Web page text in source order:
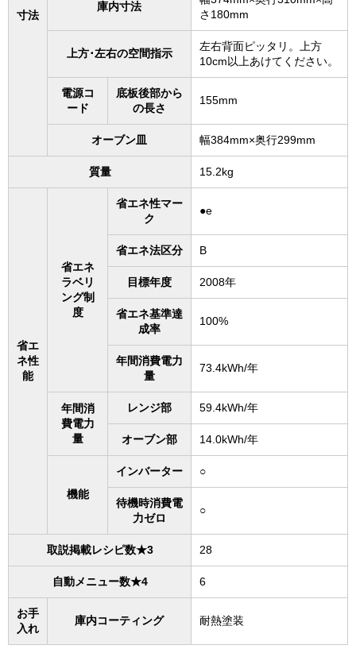
寸法
庫内寸法
さ180mm
上方･左右の空間指示
左右背面ピッタリ。上方
10cm以上あけてください。
電源コ
ード
底板後部から
の長さ
155mm
オーブン皿 幅384mm×奥行299mm
質量 15.2kg
省エ
ネ性
能
省エネ
ラベリ
ング制
度
省エネ性マー
ク
●e
省エネ法区分 B
目標年度 2008年
省エネ基準達
成率
100%
年間消費電力
量
73.4kWh/年
年間消
費電力
量
レンジ部 59.4kWh/年
オーブン部 14.0kWh/年
機能
インバーター ○
待機時消費電
力ゼロ
○
取説掲載レシピ数★3 28
自動メニュー数★4 6
お手
入れ
庫内コーティング 耐熱塗装